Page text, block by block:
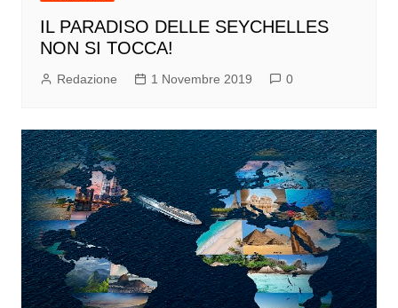
IL PARADISO DELLE SEYCHELLES
NON SI TOCCA!
Redazione 1 Novembre 2019 0